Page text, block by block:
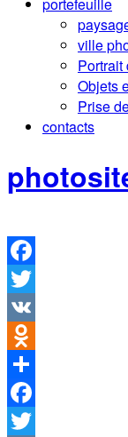
ville
Portrait
Objets
Prise
contacts
Facebook
Twitter
VK
Odnoklassniki
Partager
Facebook